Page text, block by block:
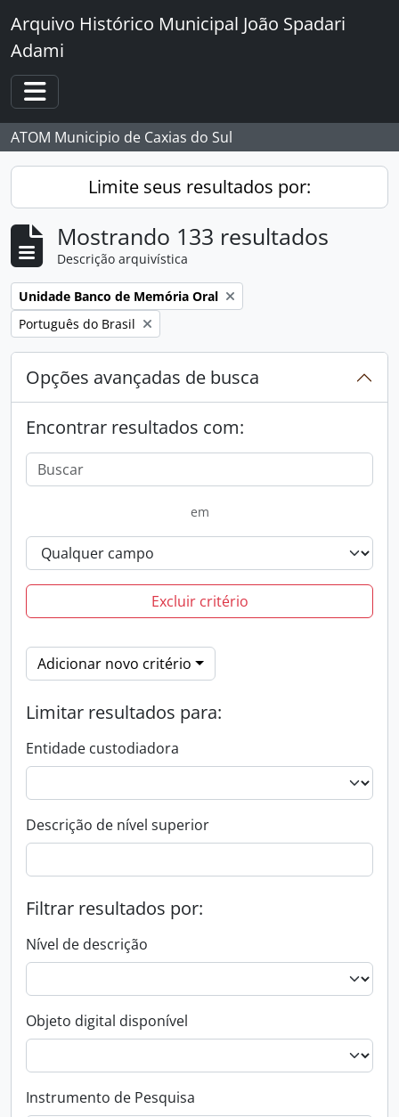
Skip to main content
Arquivo Histórico Municipal João Spadari
Adami
Toggle navigation
ATOM Municipio de Caxias do Sul
Limite seus resultados por:
Mostrando 133 resultados
Descrição arquivística
Remover filtro:
Unidade Banco de Memória Oral
Remover filtro:
Português do Brasil
Opções avançadas de busca
Encontrar resultados com:
em
Excluir critério
Adicionar novo critério
Limitar resultados para:
Entidade custodiadora
Descrição de nível superior
Filtrar resultados por:
Nível de descrição
Objeto digital disponível
Instrumento de Pesquisa